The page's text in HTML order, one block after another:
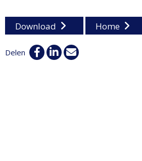
Download Home
Delen Facebook
Linkedin
E-